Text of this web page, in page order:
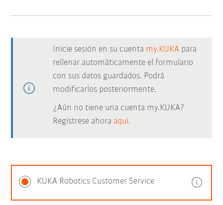
Inicie sesión en su cuenta my.KUKA para
rellenar automáticamente el formulario
con sus datos guardados. Podrá
modificarlos posteriormente.
¿Aún no tiene una cuenta my.KUKA?
Regístrese ahora aquí.
KUKA Robotics Customer Service